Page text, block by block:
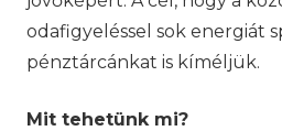
odafigyeléssel sok energiát
pénztárcánkat is kíméljük.
Mit tehetünk mi?